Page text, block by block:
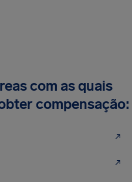
com as quais
compensação: